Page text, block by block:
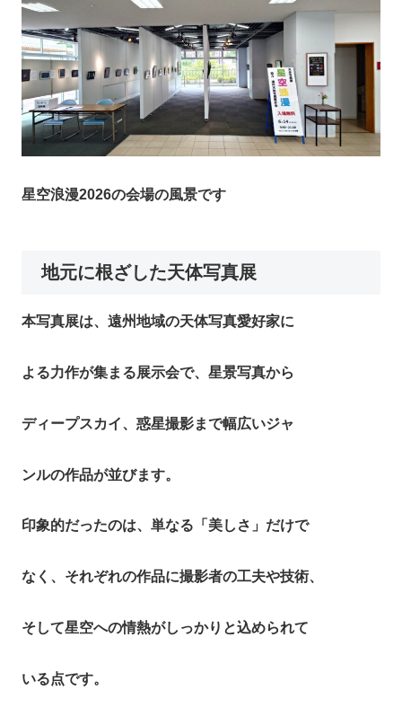
星空浪漫2026の会場の風景です
地元に根ざした天体写真展
本写真展は、遠州地域の天体写真愛好家に
よる力作が集まる展示会で、星景写真から
ディープスカイ、惑星撮影まで幅広いジャ
ンルの作品が並びます。
印象的だったのは、単なる「美しさ」だけで
なく、それぞれの作品に撮影者の工夫や技術、
そして星空への情熱がしっかりと込められて
いる点です。